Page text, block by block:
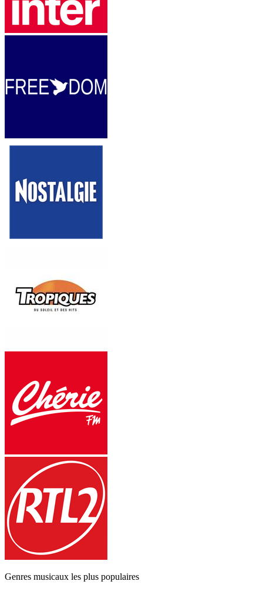
Genres musicaux les plus populaires